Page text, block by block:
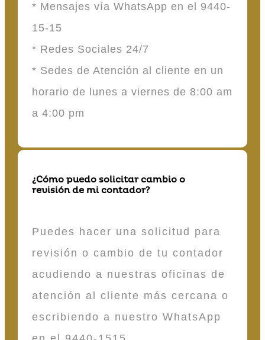
* Mensajes vía WhatsApp en el 9440-
15-15
* Redes Sociales 24/7
* Sedes de Atención al cliente en un
horario de lunes a viernes de 8:00 am
a 4:00 pm
¿Cómo puedo solicitar cambio o
revisión de mi contador?
Puedes hacer una solicitud para
revisión o cambio de tu contador
acudiendo a nuestras oficinas de
atención al cliente más cercana o
escribiendo a nuestro WhatsApp